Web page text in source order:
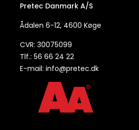
53073804
Pretec Danmark A/S
Ådalen 6-12, 4600 Køge
CVR: 30075099
Tlf.: 56 66 24 22
E-mail: info@pretec.dk